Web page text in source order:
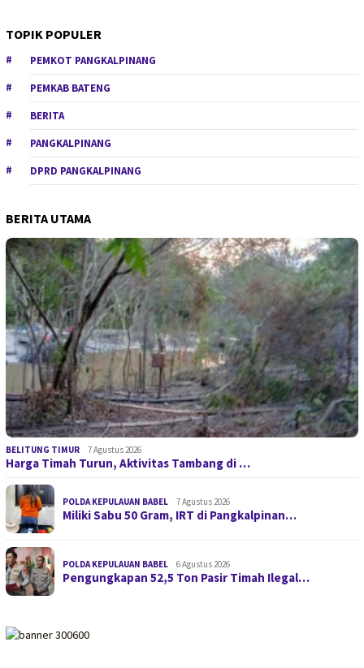
TOPIK POPULER
PEMKOT PANGKALPINANG
PEMKAB BATENG
BERITA
PANGKALPINANG
DPRD PANGKALPINANG
BERITA UTAMA
BELITUNG TIMUR 7 Agustus 2026
Harga Timah Turun, Aktivitas Tambang di …
POLDA KEPULAUAN BABEL 7 Agustus 2026
Miliki Sabu 50 Gram, IRT di Pangkalpinan…
POLDA KEPULAUAN BABEL 6 Agustus 2026
Pengungkapan 52,5 Ton Pasir Timah Ilegal…